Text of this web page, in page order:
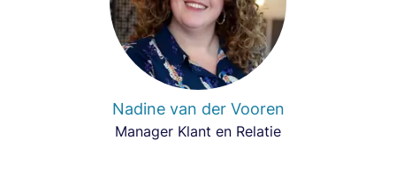
Nadine van der Vooren
Manager Klant en Relatie